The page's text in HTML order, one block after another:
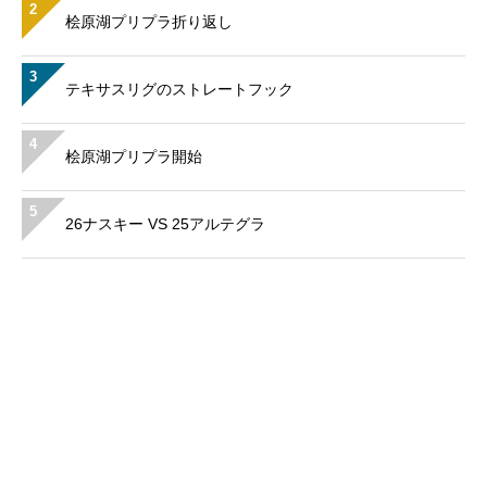
2
桧原湖プリプラ折り返し
3
テキサスリグのストレートフック
4
桧原湖プリプラ開始
5
26ナスキー VS 25アルテグラ